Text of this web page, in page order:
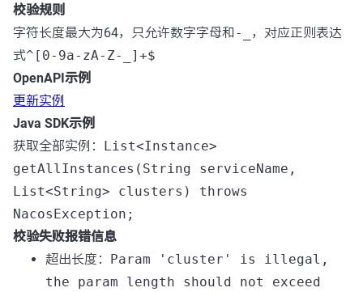
校验规则
字符长度最大为64，只允许数字字母和 -_
，对应正则表达
式^[0-9a-zA-Z-_]+$
OpenAPI示例
更新实例
Java SDK示例
获取全部实例： List<Instance>
getAllInstances(String serviceName,
List<String> clusters) throws
NacosException;
校验失败报错信息
超出长度： Param 'cluster' is illegal,
the param length should not exceed